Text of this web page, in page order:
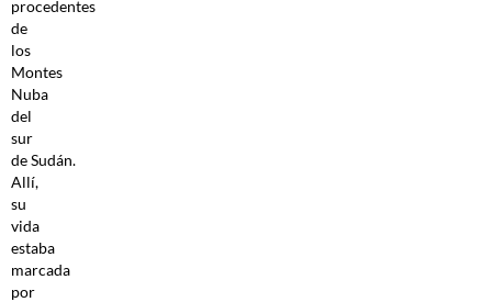
procedentes
de
los
Montes
Nuba
del
sur
de Sudán.
Allí,
su
vida
estaba
marcada
por